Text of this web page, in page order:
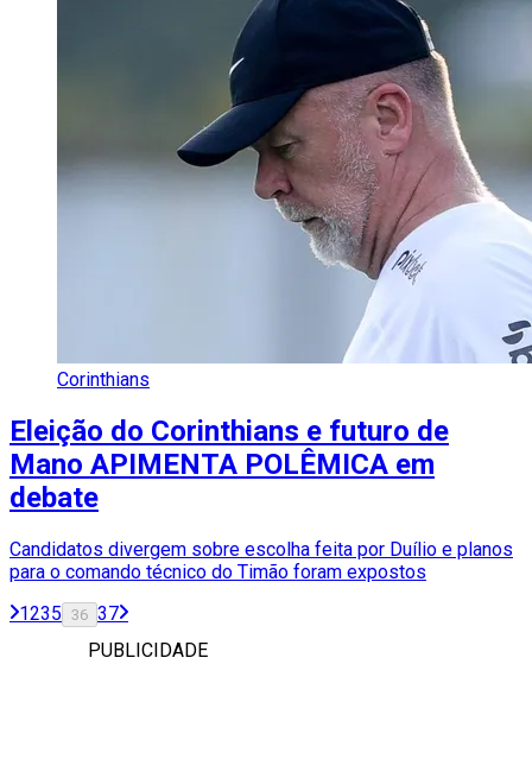
Corinthians
Eleição do Corinthians e futuro de
Mano APIMENTA POLÊMICA em
debate
Candidatos divergem sobre escolha feita por Duílio e planos
para o comando técnico do Timão foram expostos
1235 36 37
PUBLICIDADE